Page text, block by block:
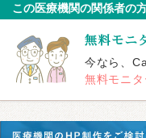
この医療機関の関係者の
今なら、
無料モニタ